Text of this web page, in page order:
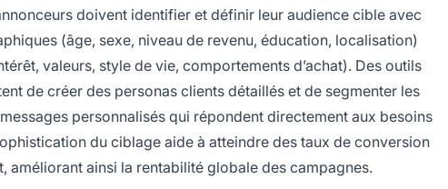
doivent identifier et définir leur audience cible avec
(âge, sexe, niveau de revenu, éducation, localisation)
valeurs, style de vie, comportements d’achat). Des outils
de créer des personas clients détaillés et de segmenter les
personnalisés qui répondent directement aux besoins
du ciblage aide à atteindre des taux de conversion
améliorant ainsi la rentabilité globale des campagnes.